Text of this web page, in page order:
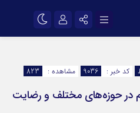
ایتا
اپلیکیشن
کد خبر : 9036 مشاهده : 823
در حوزه‌های مختلف و رضایت